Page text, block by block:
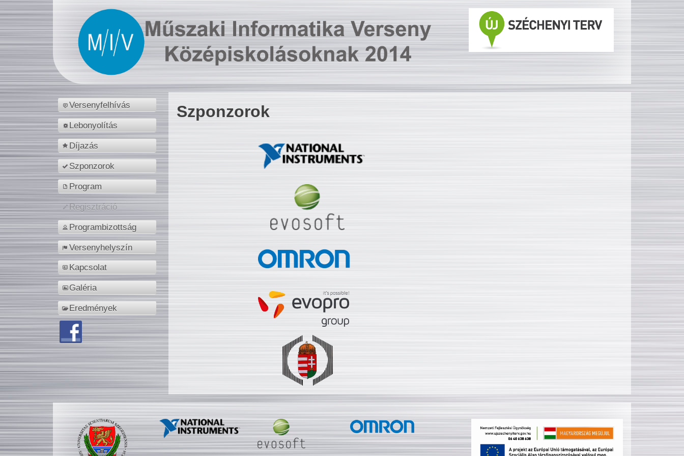
Versenyfelhívás
Lebonyolítás
Díjazás
Szponzorok
Program
Regisztráció
Programbizottság
Versenyhelyszín
Kapcsolat
Galéria
Eredmények
Szponzorok